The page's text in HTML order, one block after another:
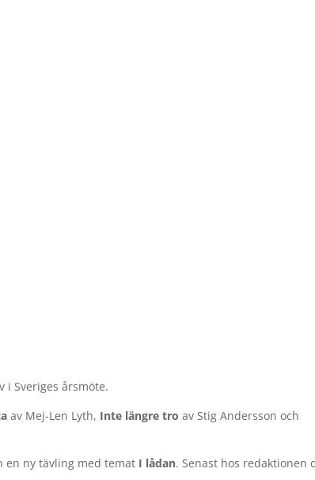
i Sveriges årsmöte.
av Mej-Len Lyth, Inte längre tro av Stig Andersson och
en ny tävling med temat I lådan. Senast hos redaktionen